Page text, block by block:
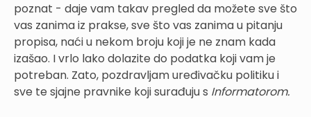
poznat - daje vam takav pregled da možete sve što
vas zanima iz prakse, sve što vas zanima u pitanju
propisa, naći u nekom broju koji je ne znam kada
izašao. I vrlo lako dolazite do podatka koji vam je
potreban. Zato, pozdravljam uređivačku politiku i
sve te sjajne pravnike koji surađuju s Informatorom.